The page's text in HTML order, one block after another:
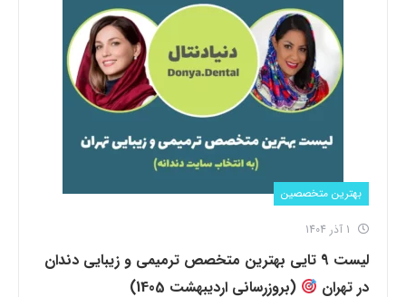
بهترین متخصصین
لیست 9 تایی بهترین متخصص ترمیمی و زیبایی دندان
در تهران
(بروزرسانی اردیبهشت 1405)